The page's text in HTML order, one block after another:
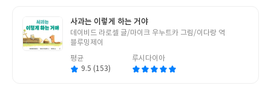
사과는 이렇게 하는 거야
글
쓴
데이비드 라로셀 글/마이크 우누트카 그림/이다랑 역
블루밍제이
평균
9.5 (153)
루시다이아